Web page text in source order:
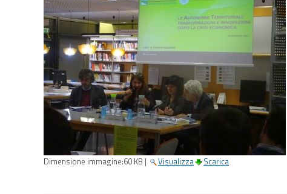
Dimensione immagine:60 KB | Visualizza Scarica